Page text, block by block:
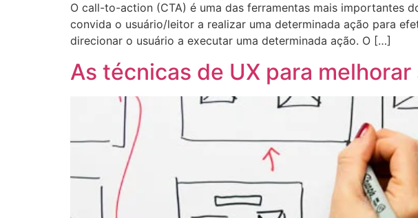
O call-to-action (CTA) é uma das ferramentas mais importantes
convida o usuário/leitor a realizar uma determinada ação para
direcionar o usuário a executar uma determinada ação. O […]
As técnicas de UX para